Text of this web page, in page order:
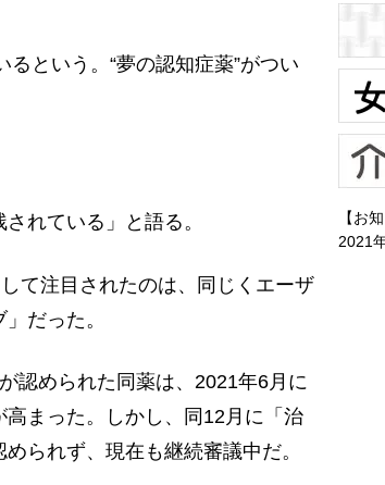
という。“夢の認知症薬”がつい
れている」と語る。
て注目されたのは、同じくエーザ
だった。
認められた同薬は、2021年6月に
まった。しかし、同12月に「治
られず、現在も継続審議中だ。
【お
2021